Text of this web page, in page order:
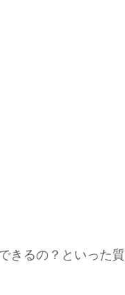
きるの？といった